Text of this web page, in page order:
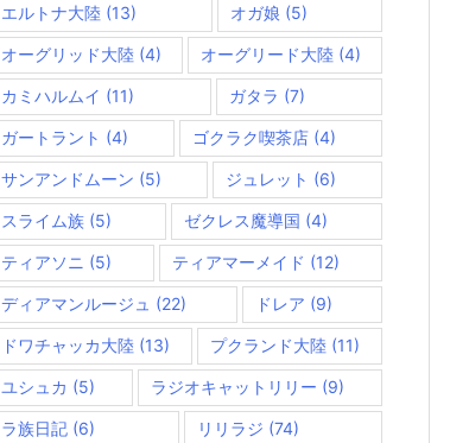
エルトナ大陸 (13) オガ娘 (5)
オーグリッド大陸 (4) オーグリード大陸 (4)
カミハルムイ (11) ガタラ (7)
ガートラント (4) ゴクラク喫茶店 (4)
サンアンドムーン (5) ジュレット (6)
スライム族 (5) ゼクレス魔導国 (4)
ティアソニ (5) ティアマーメイド (12)
ディアマンルージュ (22) ドレア (9)
ドワチャッカ大陸 (13) プクランド大陸 (11)
ユシュカ (5) ラジオキャットリリー (9)
ラ族日記 (6) リリラジ (74)